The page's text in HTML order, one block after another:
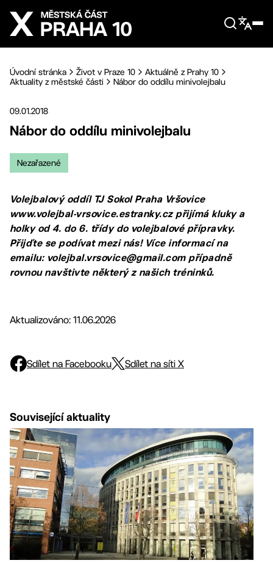
Přejít na hlavní obsah
Úvodní stránka Život v Praze 10
Aktuálně z Prahy 10
Aktuality z městské části
Nábor do oddílu minivolejbalu
09.01.2018
Nábor do oddílu minivolejbalu
Nezařazené
Volejbalový oddíl TJ Sokol Praha Vršovice
www.volejbal-vrsovice.estranky.cz přijímá kluky a
holky od 4. do 6. třídy do volejbalové přípravky.
Přijďte se podívat mezi nás! Více informací na
emailu: volejbal.vrsovice@gmail.com případně
rovnou navštivte některý z našich tréninků.
Aktualizováno: 11.06.2026
Sdílet na Facebooku Sdílet na síti X
Související aktuality